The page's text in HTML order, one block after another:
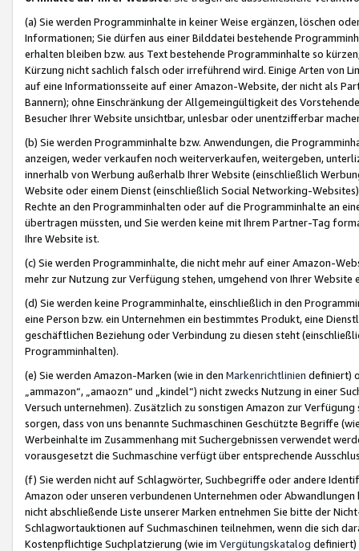
(a) Sie werden Programminhalte in keiner Weise ergänzen, löschen
Informationen; Sie dürfen aus einer Bilddatei bestehende
erhalten bleiben bzw. aus Text bestehende Programminhalte so
Kürzung nicht sachlich falsch oder irreführend wird. Einige Arten von
auf eine Informationsseite auf einer Amazon-Website, der nicht als
Bannern); ohne Einschränkung der Allgemeingültigkeit des
Besucher Ihrer Website unsichtbar, unlesbar oder unentzifferbar
(b) Sie werden Programminhalte bzw. Anwendungen, die
anzeigen, weder verkaufen noch weiterverkaufen, weitergeben,
innerhalb von Werbung außerhalb Ihrer Website (einschließlich
Website oder einem Dienst (einschließlich Social Networking-
Rechte an den Programminhalten oder auf die Programminhalte an
übertragen müssten, und Sie werden keine mit Ihrem Partner-Tag
Ihre Website ist.
(c) Sie werden Programminhalte, die nicht mehr auf einer Amazon-
mehr zur Nutzung zur Verfügung stehen, umgehend von Ihrer
(d) Sie werden keine Programminhalte, einschließlich in den
eine Person bzw. ein Unternehmen ein bestimmtes Produkt, eine
geschäftlichen Beziehung oder Verbindung zu diesen steht
Programminhalten).
(e) Sie werden Amazon-Marken (wie in den Markenrichtlinien definiert)
„ammazon“, „amaozn“ und „kindel“) nicht zwecks Nutzung in einer
Versuch unternehmen). Zusätzlich zu sonstigen Amazon zur
sorgen, dass von uns benannte Suchmaschinen Geschützte Begriffe
Werbeinhalte im Zusammenhang mit Suchergebnissen verwendet
vorausgesetzt die Suchmaschine verfügt über entsprechende
(f) Sie werden nicht auf Schlagwörter, Suchbegriffe oder andere
Amazon oder unseren verbundenen Unternehmen oder
nicht abschließende Liste unserer Marken entnehmen Sie bitte der
Schlagwortauktionen auf Suchmaschinen teilnehmen, wenn die sich
Kostenpflichtige Suchplatzierung (wie im Vergütungskatalog definiert)